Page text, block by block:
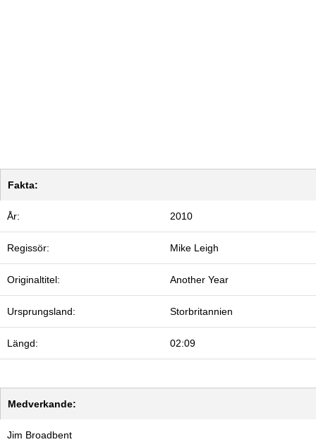
Fakta:
År: 2010
Regissör: Mike Leigh
Originaltitel: Another Year
Ursprungsland: Storbritannien
Längd: 02:09
Medverkande:
Jim Broadbent